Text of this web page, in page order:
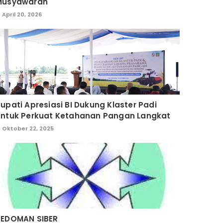
April 20, 2026
Apresiasi BI Dukung Klaster Padi
Perkuat Ketahanan Pangan Langkat
Oktober 22, 2025
SIBER